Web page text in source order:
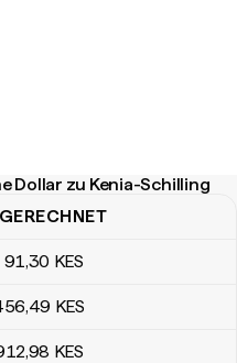
Dollar zu Kenia-Schilling
zu Kenia-Schilling
91,30 KES
,49 KES
,98 KES